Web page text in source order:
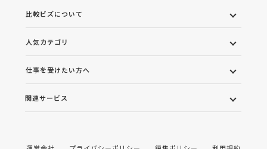
比較ビズについて
人気カテゴリ
仕事を受けたい方へ
関連サービス